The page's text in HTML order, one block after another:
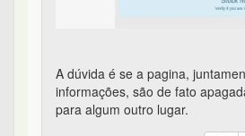
A dúvida é se a pagina,
informações, são de fato
para algum outro lugar.